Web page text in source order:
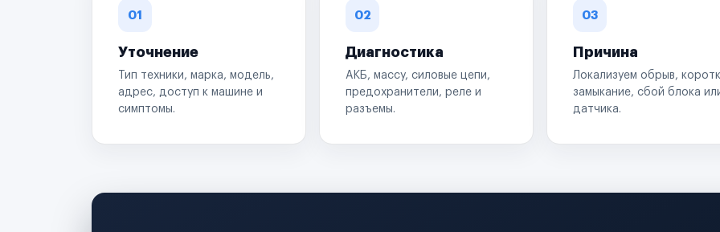
01
Уточнение
Тип техники, марка, модель,
адрес, доступ к машине и
симптомы.
02
Диагностика
АКБ, массу, силовые цепи,
предохранители, реле и
разъемы.
03
Причина
Локализуем обрыв,
замыкание, сбой блока
датчика.